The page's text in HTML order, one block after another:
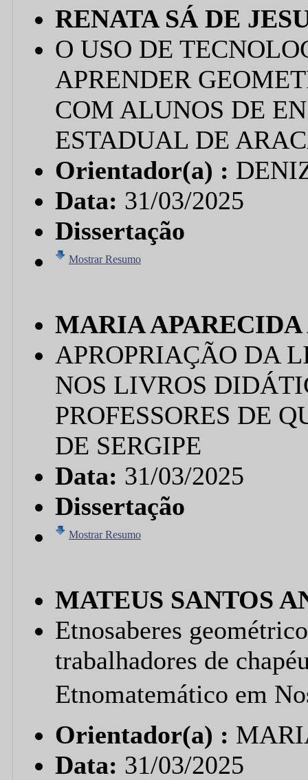
RENATA SÁ DE
O USO DE
APRENDER
COM ALUNOS DE
ESTADUAL DE
Orientador(a) :
Data: 31/03/2025
Dissertação
Mostrar Resumo
MARIA
APROPRIAÇÃO DA
NOS LIVROS
PROFESSORES DE
DE SERGIPE
Data: 31/03/2025
Dissertação
Mostrar Resumo
MATEUS SANTOS
Etnosaberes
trabalhadores de
Etnomatemático em
Orientador(a) :
Data: 31/03/2025